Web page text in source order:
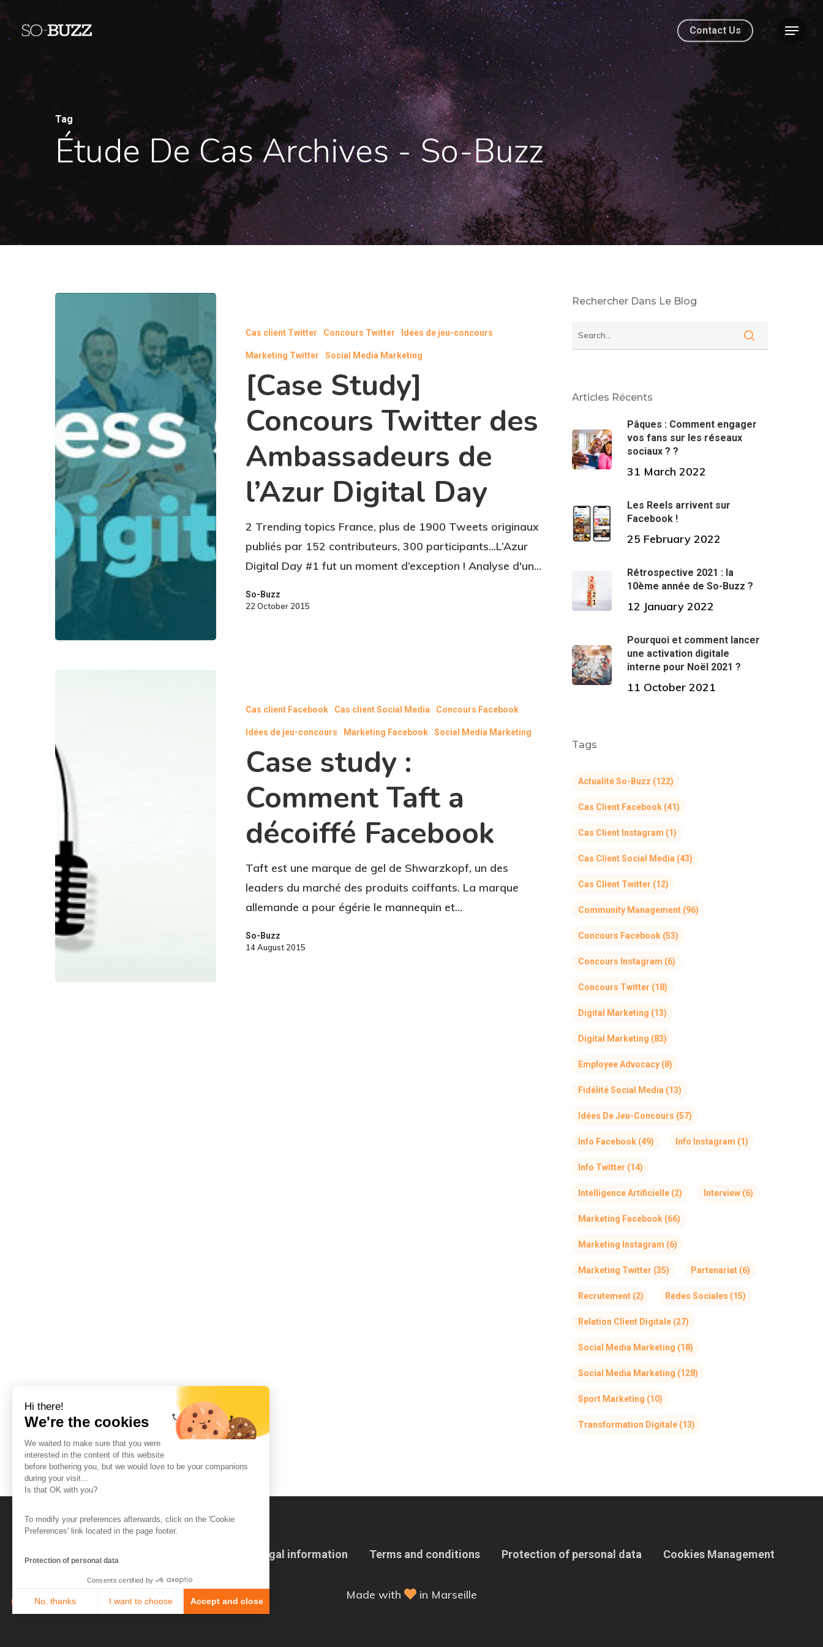
Hi there!
We're the cookies
We waited to make sure that you were
interested in the content of this website
before bothering you, but we would love to be your companions
during your visit...
Is that OK with you?
To modify your preferences afterwards, click on the 'Cookie
Preferences' link located in the page footer.
Protection of personal data
Consents certified by
No, thanks I want to choose Accept and close
Contact Us
Tag
Étude De Cas Archives - So-Buzz
Cas client Twitter Concours Twitter Idées de jeu-concours
Marketing Twitter Social Media Marketing
[Case Study]
Concours Twitter des
Ambassadeurs de
l’Azur Digital Day
2 Trending topics France, plus de 1900 Tweets originaux
publiés par 152 contributeurs, 300 participants...L’Azur
Digital Day #1 fut un moment d’exception ! Analyse d'un…
So-Buzz
22 October 2015
Cas client Facebook Cas client Social Media Concours Facebook
Idées de jeu-concours Marketing Facebook Social Media Marketing
Case study :
Comment Taft a
décoiffé Facebook
Taft est une marque de gel de Shwarzkopf, un des
leaders du marché des produits coiffants. La marque
allemande a pour égérie le mannequin et…
So-Buzz
14 August 2015
Rechercher Dans Le Blog
Articles Récents
Pâques : Comment engager
vos fans sur les réseaux
sociaux ? ?
31 March 2022
Les Reels arrivent sur
Facebook !
25 February 2022
Rétrospective 2021 : la
10ème année de So-Buzz ?
12 January 2022
Pourquoi et comment lancer
une activation digitale
interne pour Noël 2021 ?
11 October 2021
Tags
Actualité So-Buzz (122)
Cas Client Facebook(41)
Cas Client Instagram (1)
Cas Client Social Media (43)
Cas Client Twitter (12)
Community Management(96)
Concours Facebook(53)
Concours Instagram (6)
Concours Twitter (18)
Digital Marketing (13)
Digital Marketing (83)
Employee Advocacy(8)
Fidélité Social Media (13)
Idées De Jeu-Concours (57)
Info Facebook(49) Info Instagram (1)
Info Twitter (14)
Intelligence Artificielle(2) Interview(6)
Marketing Facebook(66)
Marketing Instagram (6)
Marketing Twitter (35) Partenariat(6)
Recrutement(2) Redes Sociales (15)
Relation Client Digitale(27)
Social Media Marketing (18)
Social Media Marketing (128)
Sport Marketing (10)
Transformation Digitale(13)
Legal information Terms and conditions Protection of personal data Cookies Management
Made with in Marseille